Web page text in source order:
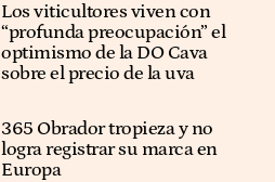
Los viticultores viven con
“profunda preocupación” el
optimismo de la DO Cava
sobre el precio de la uva
365 Obrador tropieza y no
logra registrar su marca en
Europa